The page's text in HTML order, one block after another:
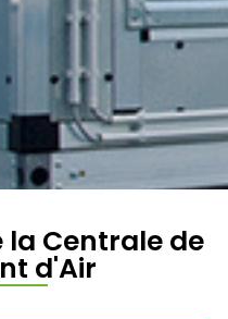
la Centrale de
d'Air